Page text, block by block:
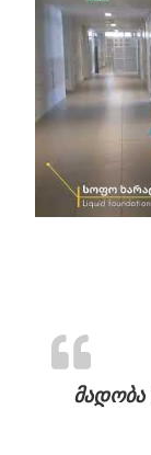
მადობა